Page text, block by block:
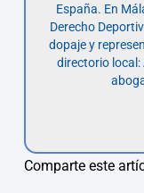
España. En
Derecho
dopaje y
directorio local:
Comparte este